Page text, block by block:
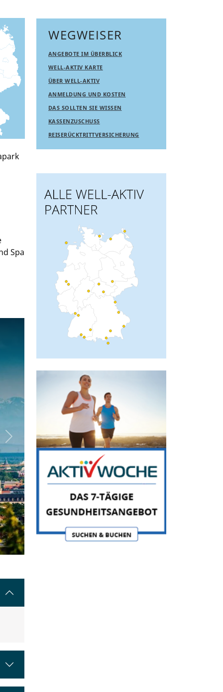
Spa
Next
WEGWEISER
ANGEBOTE IM ÜBERBLICK
WELL-AKTIV KARTE
ÜBER WELL-AKTIV
ANMELDUNG UND KOSTEN
DAS SOLLTEN SIE WISSEN
KASSENZUSCHUSS
REISERÜCKTRITTVERSICHERUNG